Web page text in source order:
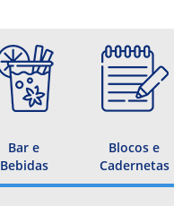
Bar e
Bebidas
Blocos e
Cadernetas